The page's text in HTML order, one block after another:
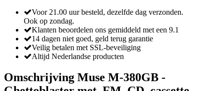
Voor 21.00 uur besteld, dezelfde dag verzonden.
Ook op zondag.
Klanten beoordelen ons gemiddeld met een 9.1
14 dagen niet goed, geld terug garantie
Veilig betalen met SSL-beveiliging
Altijd Nederlandse producten
Omschrijving Muse M-380GB -